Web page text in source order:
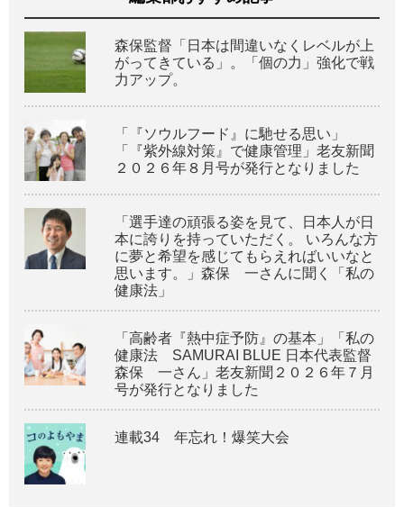
森保監督「日本は間違いなくレベルが上
がってきている」。「個の力」強化で戦
力アップ。
「『ソウルフード』に馳せる思い」
「『紫外線対策』で健康管理」老友新聞
２０２６年８月号が発行となりました
「選手達の頑張る姿を見て、日本人が日
本に誇りを持っていただく。 いろんな方
に夢と希望を感じてもらえればいいなと
思います。」森保 一さんに聞く「私の
健康法」
「高齢者『熱中症予防』の基本」「私の
健康法 SAMURAI BLUE 日本代表監督
森保 一さん」老友新聞２０２６年７月
号が発行となりました
連載34 年忘れ！爆笑大会